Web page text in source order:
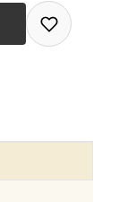
ませ